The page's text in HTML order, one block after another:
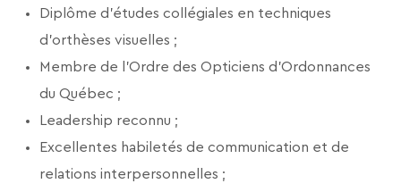
Diplôme d’études collégiales en techniques
d'orthèses visuelles ;
Membre de l'Ordre des Opticiens d'Ordonnances
du Québec ;
Leadership reconnu ;
Excellentes habiletés de communication et de
relations interpersonnelles ;